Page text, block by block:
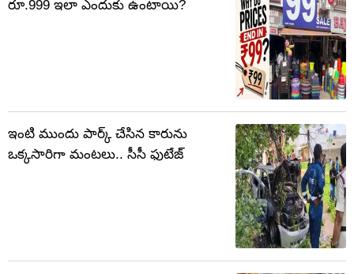
రూ.999 ఇలా ఎందుకు ఉంటాయి?
ఇంటి ముందు పార్క్‌ చేసిన కారును
ఒక్కసారిగా మంటలు.. సీసీ ఫుటేజ్